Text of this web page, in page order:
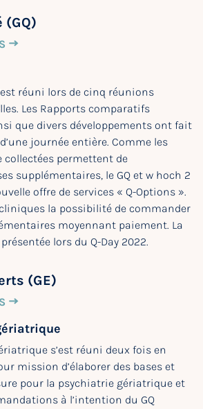
(GQ)
réuni lors de cinq réunions
Les Rapports comparatifs
que divers développements ont fait
journée entière. Comme les
collectées permettent de
supplémentaires, le GQ et w hoch 2
offre de services « Q-Options ».
la possibilité de commander
moyennant paiement. La
lors du Q-Day 2022.
(GE)
s’est réuni deux fois en
mission d’élaborer des bases et
pour la psychiatrie gériatrique et
à l’intention du GQ